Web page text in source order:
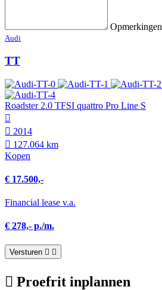
Opmerkingen
Audi
TT
Roadster 2.0 TFSI quattro Pro Line S
2014
127.064 km
Kopen
€ 17.500,-
Financial lease v.a.
€ 278,- p./m.
Versturen
Proefrit inplannen